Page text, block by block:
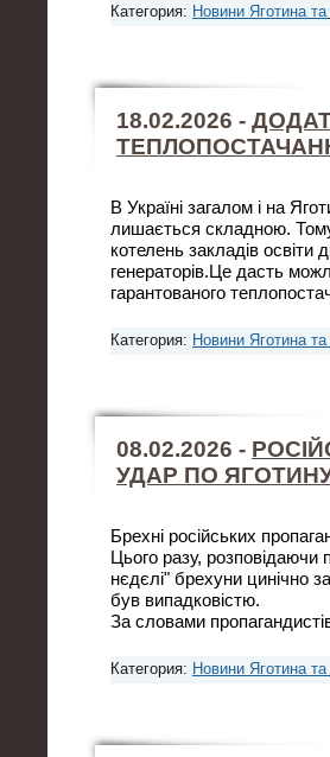
Категория: Новини Яготина
18.02.2026 -
В Україні загалом і на
лишається складною.
котелень закладів
генераторів.Це дасть
гарантованого
Категория: Новини Яготина
08.02.2026 -
УДАР ПО
Брехні російських
Цього разу, розповідаючи
нєдєлі" брехуни цинічно
був випадковістю.
За словами
Категория: Новини Яготина